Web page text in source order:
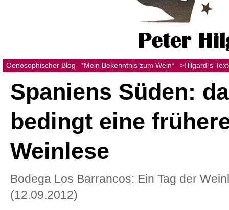
Oenosophischer Blog *Mein Bekenntnis zum Wein* >Hilgard´s
Spaniens Süden:
bedingt eine
Weinlese
Bodega Los Barrancos: Ein Tag der
(12.09.2012)